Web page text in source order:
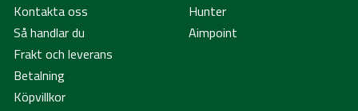
Kontakta oss
Så handlar du
Frakt och leverans
Betalning
Köpvillkor
Hunter
Aimpoint